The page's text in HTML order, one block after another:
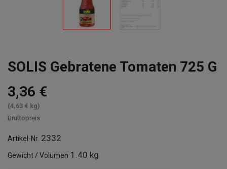
SOLIS Gebratene Tomaten 725 G
3,36 €
(4,63 € kg)
Bruttopreis
Artikel-Nr. 2332
Gewicht / Volumen 1.40 kg